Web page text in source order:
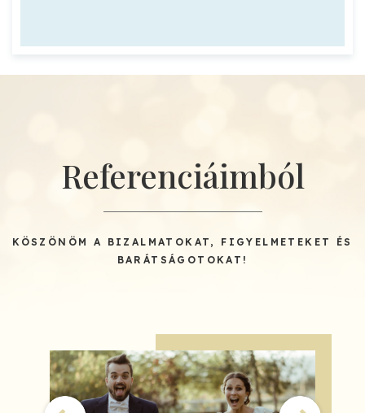
Referenciáimból
KÖSZÖNÖM A BIZALMATOKAT, FIGYELMETEKET ÉS
BARÁTSÁGOTOKAT!